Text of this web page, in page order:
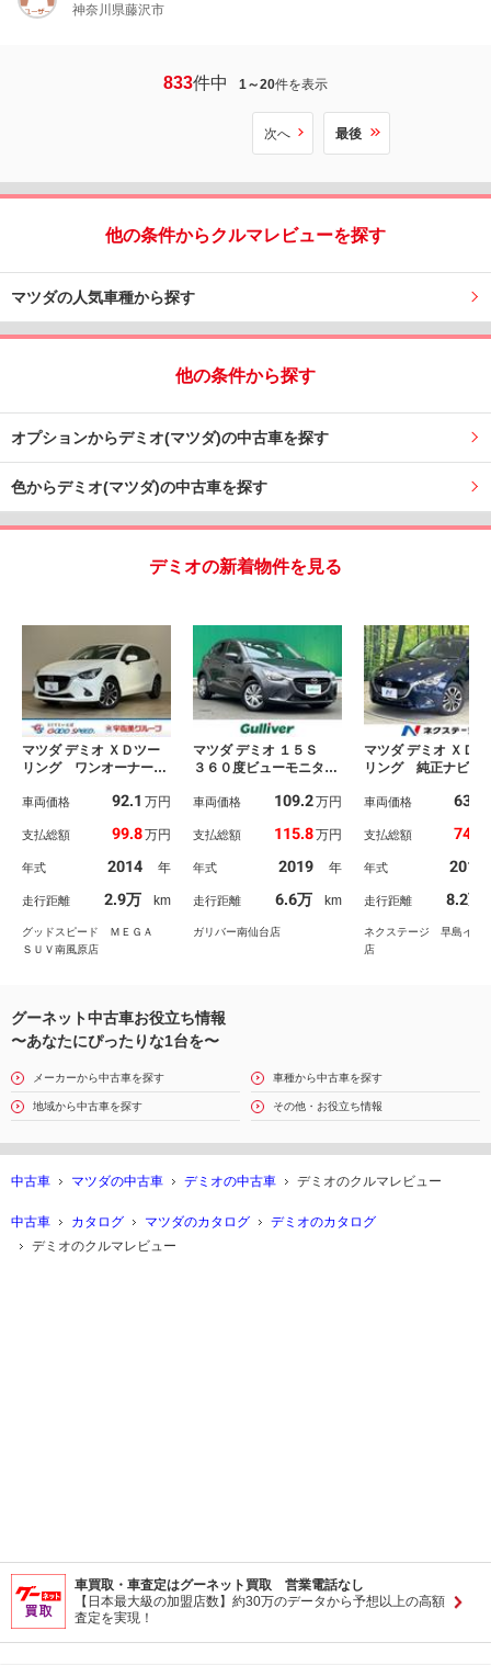
神奈川県藤沢市
833件中 1～20件を表示
次へ 最後
他の条件からクルマレビューを探す
マツダの人気車種から探す
他の条件から探す
オプションからデミオ(マツダ)の中古車を探す
色からデミオ(マツダ)の中古車を探す
デミオの新着物件を見る
マツダ デミオ ＸＤツー
リング ワンオーナー／
ンキープ／ブラインドス
アップディスプレイ／パ
Ｄ再生／バックモニター
／スマートキー／プッシ
ュスタート／純正アルミ
ホイール
車両価格 92.1 万円
支払総額 99.8万円
年式 2014 年
走行距離 2.9万 km
グッドスピード ＭＥＧＡ
ＳＵＶ南風原店
マツダ デミオ １５Ｓ
３６０度ビューモニター
正ドライブレコーダー／
ｌｕｅｔｏｏｔｈ接続可
衝突軽減ブレーキ／車線
逸脱警報／ＢＳＭ／コー
ナーセンサー／禁煙車
車両価格 109.2万円
支払総額 115.8万円
年式 2019 年
走行距離 6.6万 km
ガリバー南仙台店
マツダ デミオ ＸＤ
リング 純正ナビ
ーキ クルコン シ
ランプ バックカ
ＴＣ 純正１６イン
ルミ ステアリング
ッチ パドルシフト
車両価格 63.3
支払総額 74.9
年式 2016
走行距離 8.2万
ネクステージ 早島イン
店
グーネット中古車お役立ち情報
〜あなたにぴったりな1台を〜
メーカーから中古車を探す 車種から中古車を探す
地域から中古車を探す その他・お役立ち情報
中古車 マツダの中古車 デミオの中古車 デミオのクルマレビュー
中古車 カタログ マツダのカタログ
デミオのカタログ
デミオのクルマレビュー
車買取・車査定はグーネット買取 営業電話なし
【日本最大級の加盟店数】約30万のデータから予想以上の高額
査定を実現！